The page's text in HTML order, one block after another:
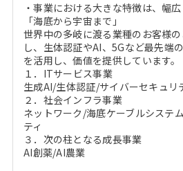
・事業における大きな特徴は、幅
「海底から宇宙まで」
世界中の多岐に渡る業種のお客様
し、生体認証やAI、5Gなど最先端
を活用し、価値を提供しています。
１．ITサービス事業
生成AI/生体認証/サイバーセキュリ
２．社会インフラ事業
ネットワーク/海底ケーブルシステ
ティ
３．次の柱となる成長事業
AI創薬/AI農業